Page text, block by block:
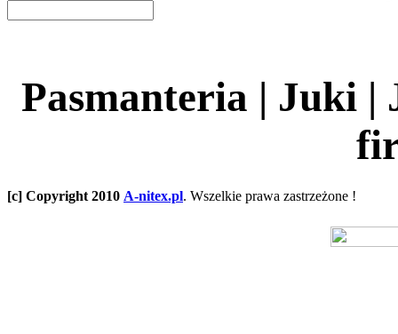
Pasmanteria | Juki |
[c] Copyright 2010 A-nitex.pl. Wszelkie prawa zastrzeżone !